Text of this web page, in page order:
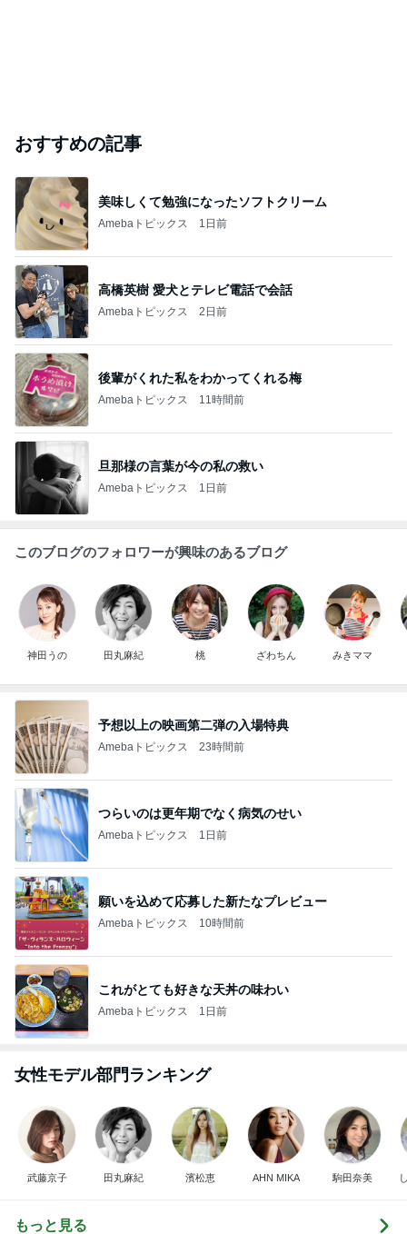
おすすめの記事
美味しくて勉強になったソフトクリーム
Amebaトピックス 1日前
高橋英樹 愛犬とテレビ電話で会話
Amebaトピックス 2日前
後輩がくれた私をわかってくれる梅
Amebaトピックス 11時間前
旦那様の言葉が今の私の救い
Amebaトピックス 1日前
このブログのフォロワーが興味のあるブログ
神田うの 田丸麻紀 桃 ざわちん みきママ
予想以上の映画第二弾の入場特典
Amebaトピックス 23時間前
つらいのは更年期でなく病気のせい
Amebaトピックス 1日前
願いを込めて応募した新たなプレビュー
Amebaトピックス 10時間前
これがとても好きな天丼の味わい
Amebaトピックス 1日前
女性モデル部門ランキング
武藤京子 田丸麻紀 濱松恵 AHN MIKA 駒田奈美
もっと見る